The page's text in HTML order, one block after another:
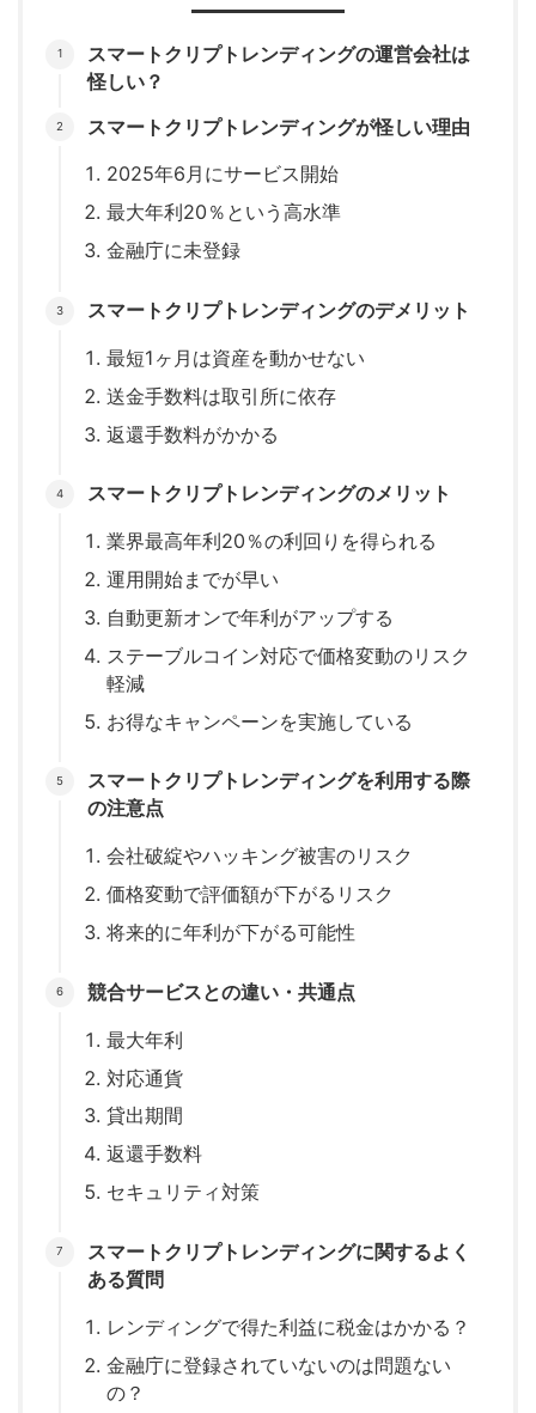
スマートクリプトレンディングの運営会社は
怪しい？
スマートクリプトレンディングが怪しい理由
2025年6月にサービス開始
最大年利20％という高水準
金融庁に未登録
スマートクリプトレンディングのデメリット
最短1ヶ月は資産を動かせない
送金手数料は取引所に依存
返還手数料がかかる
スマートクリプトレンディングのメリット
業界最高年利20％の利回りを得られる
運用開始までが早い
自動更新オンで年利がアップする
ステーブルコイン対応で価格変動のリスク
軽減
お得なキャンペーンを実施している
スマートクリプトレンディングを利用する際
の注意点
会社破綻やハッキング被害のリスク
価格変動で評価額が下がるリスク
将来的に年利が下がる可能性
競合サービスとの違い・共通点
最大年利
対応通貨
貸出期間
返還手数料
セキュリティ対策
スマートクリプトレンディングに関するよく
ある質問
レンディングで得た利益に税金はかかる？
金融庁に登録されていないのは問題ない
の？